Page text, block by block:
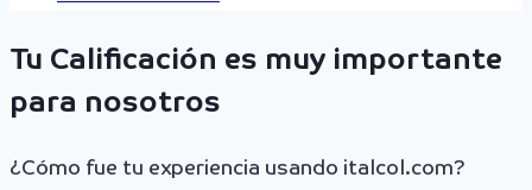
Tu Calificación es muy importante
para nosotros
¿Cómo fue tu experiencia usando italcol.com?